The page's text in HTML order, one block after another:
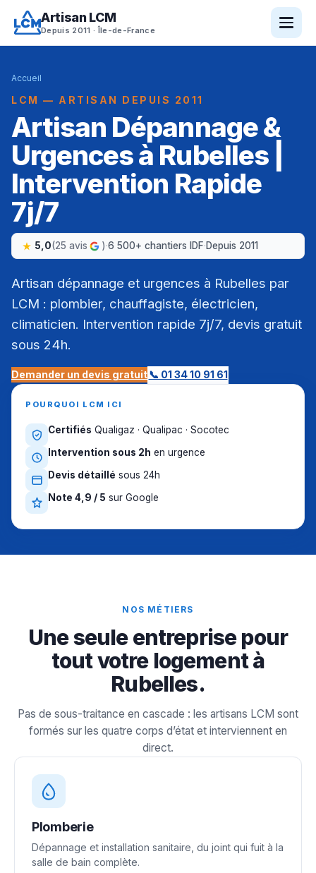
Artisan LCM
Depuis 2011 · Île-de-France
Accueil
LCM — ARTISAN DEPUIS 2011
Artisan Dépannage &
Urgences à Rubelles |
Intervention Rapide
7j/7
5,0(25 avis )·6 500+ chantiers IDF·Depuis 2011
Artisan dépannage et urgences à Rubelles par
LCM : plombier, chauffagiste, électricien,
climaticien. Intervention rapide 7j/7, devis gratuit
sous 24h.
Demander un devis gratuit📞 01 34 10 91 61
POURQUOI LCM ICI
Certifiés Qualigaz · Qualipac · Socotec
Intervention sous 2h en urgence
Devis détaillé sous 24h
Note 4,9 / 5 sur Google
NOS MÉTIERS
Une seule entreprise pour
tout votre logement à
Rubelles.
Pas de sous-traitance en cascade : les artisans LCM sont
formés sur les quatre corps d’état et interviennent en
direct.
Plomberie
Dépannage et installation sanitaire, du joint qui fuit à la
salle de bain complète.